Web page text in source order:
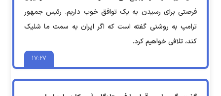
۱۷:۲۷
فرصتی برای رسیدن به یک توافق خوب داریم. رئیس جمهور
ترامپ به روشنی گفته است که اگر ایران به سمت ما شلیک
کند، تلافی خواهیم کرد.